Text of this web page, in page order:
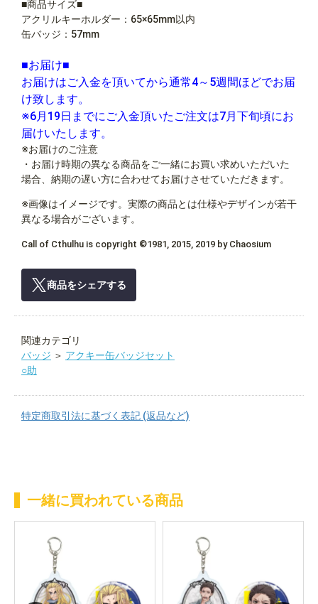
■商品サイズ■
アクリルキーホルダー：65×65mm以内
缶バッジ：57mm
■お届け■
お届けはご入金を頂いてから通常4～5週間ほどでお届
け致します。
※6月19日までにご入金頂いたご注文は7月下旬頃にお
届けいたします。
※お届けのご注意
・お届け時期の異なる商品をご一緒にお買い求めいただいた
場合、納期の遅い方に合わせてお届けさせていただきます。
※画像はイメージです。実際の商品とは仕様やデザインが若干
異なる場合がございます。
Call of Cthulhu is copyright ©1981, 2015, 2019 by Chaosium
商品をシェアする
関連カテゴリ
バッジ ＞ アクキー缶バッジセット
○助
特定商取引法に基づく表記 (返品など)
一緒に買われている商品